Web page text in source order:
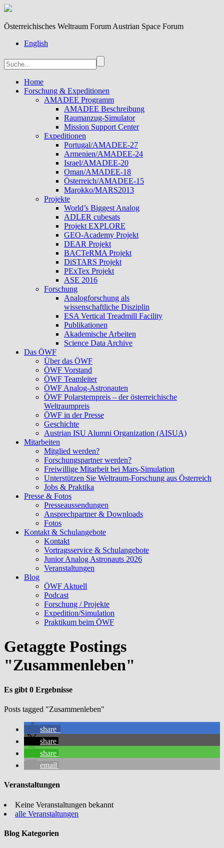
Österreichisches Weltraum Forum Austrian Space Forum
English
Home
Forschung & Expeditionen
AMADEE Programm
AMADEE Beschreibung
Raumanzug-Simulator
Mission Support Center
Expeditionen
Portugal/AMADEE-27
Armenien/AMADEE-24
Israel/AMADEE-20
Oman/AMADEE-18
Österreich/AMADEE-15
Marokko/MARS2013
Projekte
World’s Biggest Analog
ADLER cubesats
Projekt EXPLORE
GEO-Academy Projekt
DEAR Projekt
BACTeRMA Projekt
DiSTARS Projekt
PExTex Projekt
ASE 2016
Forschung
Analogforschung als
wissenschaftliche Disziplin
ESA Vertical Treadmill Facility
Publikationen
Akademische Arbeiten
Science Data Archive
Das ÖWF
Über das ÖWF
ÖWF Vorstand
ÖWF Teamleiter
ÖWF Analog-Astronauten
ÖWF Polarsternpreis – der österreichische
Weltraumpreis
ÖWF in der Presse
Geschichte
Austrian ISU Alumni Organization (AISUA)
Mitarbeiten
Mitglied werden?
Forschungspartner werden?
Freiwillige Mitarbeit bei Mars-Simulation
Unterstützen Sie Weltraum-Forschung aus Österreich
Jobs & Praktika
Presse & Fotos
Presseaussendungen
Ansprechpartner & Downloads
Fotos
Kontakt & Schulangebote
Kontakt
Vortragsservice & Schulangebote
Junior Analog Astronauts 2026
Veranstaltungen
Blog
ÖWF Aktuell
Podcast
Forschung / Projekte
Expedition/Simulation
Praktikum beim ÖWF
Getaggte Postings
"Zusammenleben"
Es gibt 0 Ergebnisse
Posts tagged "Zusammenleben"
share
share
share
email
Veranstaltungen
Keine Veranstaltungen bekannt
alle Veranstaltungen
Blog Kategorien